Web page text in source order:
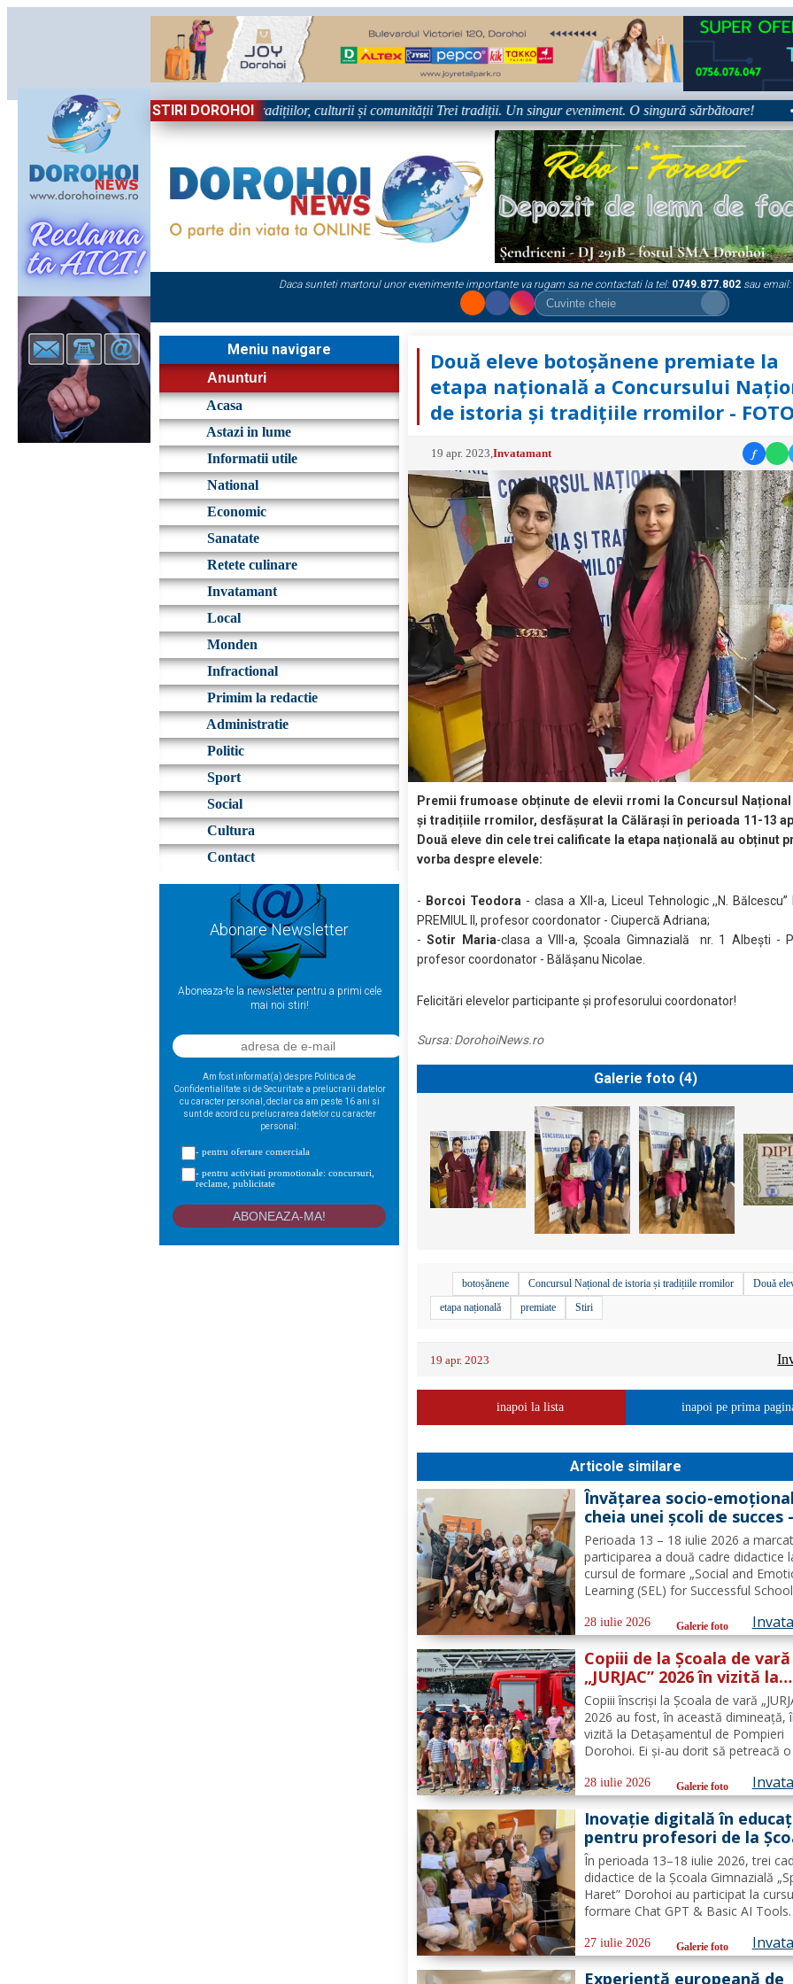
STIRI DOROHOI
în Sărbătoare!” – trei zile dedicate tradițiilor, culturii și comunității Trei tradiții. Un singur eveniment. O singură sărbătoare! •
Daca sunteti martorul unor evenimente importante va rugam sa ne contactati la tel: 0749.877.802 sau email:
Meniu navigare
Anunturi
Acasa
Astazi in lume
Informatii utile
National
Economic
Sanatate
Retete culinare
Invatamant
Local
Monden
Infractional
Primim la redactie
Administratie
Politic
Sport
Social
Cultura
Contact
Abonare Newsletter
Aboneaza-te la newsletter pentru a primi cele
mai noi stiri!
Am fost informat(a) despre Politica de
Confidentialitate si de Securitate a prelucrarii datelor
cu caracter personal, declar ca am peste 16 ani si
sunt de acord cu prelucrarea datelor cu caracter
personal:
- pentru ofertare comerciala
- pentru activitati promotionale: concursuri,
reclame, publicitate
Două eleve botoșănene premiate la
etapa națională a Concursului
de istoria și tradițiile rromilor - FOTO
19 apr. 2023 ,Invatamant f
Premii frumoase obținute de elevii rromi la Concursul
și tradițiile rromilor, desfășurat la Călărași în perioada 11-13
Două eleve din cele trei calificate la etapa națională au obținut
vorba despre elevele:
- Borcoi Teodora - clasa a XII-a, Liceul Tehnologic ,,N.
PREMIUL II, profesor coordonator - Ciupercă Adriana;
-Sotir Maria-clasa a VIII-a, Școala Gimnazială nr. 1 Albești -
profesor coordonator - Bălășanu Nicolae.
Felicitări elevelor participante și profesorului coordonator!
Sursa:DorohoiNews.ro
Galerie foto (4)
botoșănene Concursul Național de istoria și tradițiile rromilor
Două
etapa națională
premiate Stiri
19 apr. 2023
inapoi la lista inapoi pe prima
Articole similare
Învățarea socio-
cheia unei școli de succes -
Formare Erasmus+ pentru
două cadre didactice de la
Școala Gimnazială „Spiru
Haret” Dorohoi - FOTO
Perioada 13 – 18 iulie 2026 a marcat
participarea a două cadre didactice
cursul de formare „Social and
Learning (SEL) for Successful
Italia, finanțat prin programul de
Acreditare Erasmus +, domeniul
școlară număr de referință...
28 iulie 2026 Galerie foto
Copiii de la Școala de vară
„JURJAC” 2026 în vizită la
Detașamentul de
Dorohoi - FOTO
Copiii înscriși la Școala de vară
2026 au fost, în această dimineață,
vizită la Detașamentul de Pompieri
Dorohoi. Ei și-au dorit să petreacă o
intervențiile la care au participat și
oamenii pe care i-au ajutat de-a
timpului. „Ne...
28 iulie 2026 Galerie foto
Inovație digitală în
pentru profesori de la
Gimnazială „Spiru Haret”
Dorohoi prin Erasmus+
În perioada 13–18 iulie 2026, trei
didactice de la Școala Gimnazială
Haret” Dorohoi au participat la
formare Chat GPT & Basic AI Tools
Italia, finanțat în cadrul programului
Acreditare Erasmus +, domeniul
școlară număr,...
27 iulie 2026 Galerie foto
Experiență europeană de